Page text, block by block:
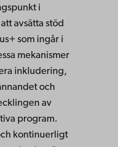
i
avsätta stöd
som ingår i
mekanismer
inkludering,
och
av
program.
kontinuerligt